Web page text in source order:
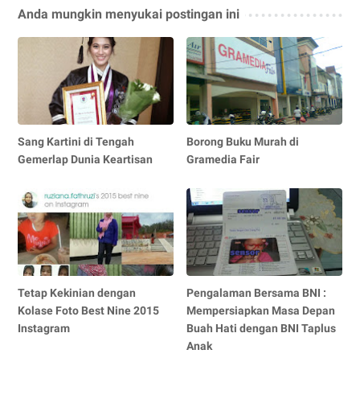
Anda mungkin menyukai postingan ini
Sang Kartini di Tengah
Gemerlap Dunia Keartisan
Borong Buku Murah di
Gramedia Fair
Tetap Kekinian dengan
Kolase Foto Best Nine 2015
Instagram
Pengalaman Bersama BNI :
Mempersiapkan Masa Depan
Buah Hati dengan BNI Taplus
Anak